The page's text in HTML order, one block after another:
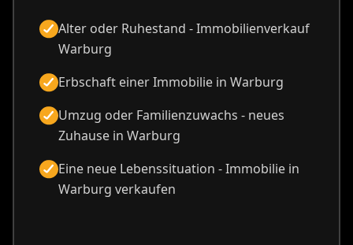
Alter oder Ruhestand - Immobilienverkauf
Warburg
Erbschaft einer Immobilie in Warburg
Umzug oder Familienzuwachs - neues
Zuhause in Warburg
Eine neue Lebenssituation - Immobilie in
Warburg verkaufen